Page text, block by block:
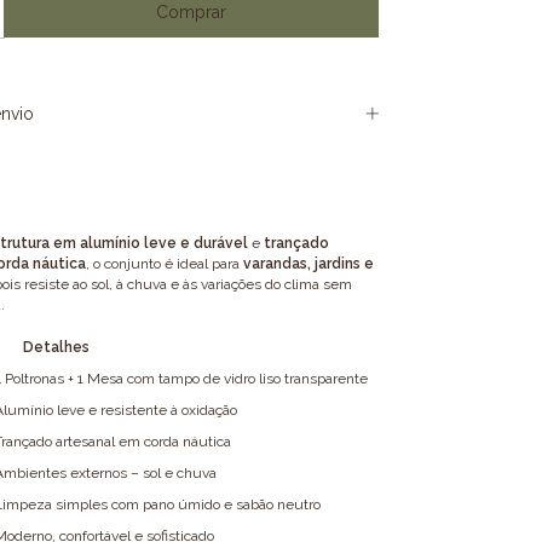
em alumínio leve e durável e trançado
náutica, o conjunto é ideal para varandas, jardins e
resiste ao sol, à chuva e às variações do clima sem
Poltronas + 1 Mesa com tampo de vidro liso transparente
leve e resistente à oxidação
artesanal em corda náutica
externos – sol e chuva
simples com pano úmido e sabão neutro
confortável e sofisticado